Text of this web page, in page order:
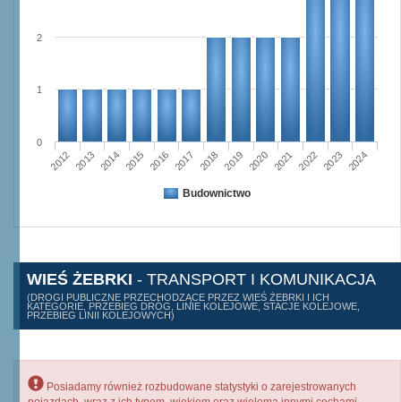
2012 2013 2014 2015 2016 2017 2018 2019 2020 2021 2022 2023 2024
0
1
2
Budownictwo
WIEŚ ŻEBRKI - TRANSPORT I KOMUNIKACJA
(DROGI PUBLICZNE PRZECHODZĄCE PRZEZ WIEŚ ŻEBRKI I ICH
KATEGORIE, PRZEBIEG DRÓG, LINIE KOLEJOWE, STACJE KOLEJOWE,
PRZEBIEG LINII KOLEJOWYCH)
Posiadamy również rozbudowane statystyki o zarejestrowanych